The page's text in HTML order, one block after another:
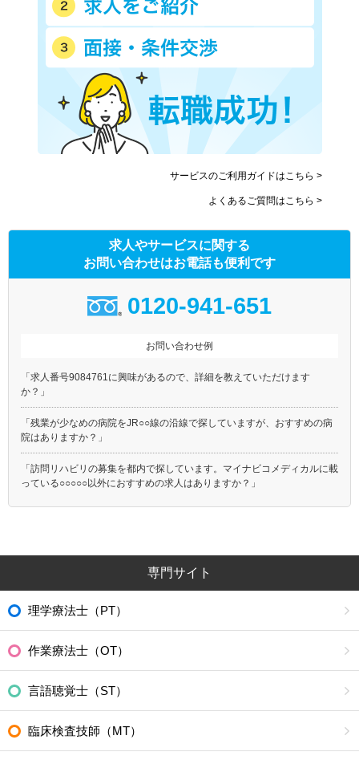
サービスのご利用ガイドはこちら >
よくあるご質問はこちら >
求人やサービスに関する
お問い合わせはお電話も便利です
0120-941-651
お問い合わせ例
「求人番号9084761に興味があるので、詳細を教えていただけます
か？」
「残業が少なめの病院をJR○○線の沿線で探していますが、おすすめの病
院はありますか？」
「訪問リハビリの募集を都内で探しています。マイナビコメディカルに載
っている○○○○○以外におすすめの求人はありますか？」
専門サイト
理学療法士（PT）
作業療法士（OT）
言語聴覚士（ST）
臨床検査技師（MT）